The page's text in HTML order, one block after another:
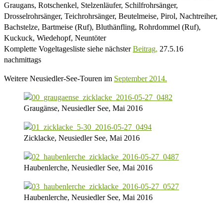
Graugans, Rotschenkel, Stelzenläufer, Schilfrohrsänger,
Drosselrohrsänger, Teichrohrsänger, Beutelmeise, Pirol, Nachtreiher,
Bachstelze, Bartmeise (Ruf), Bluthänfling, Rohrdommel (Ruf),
Kuckuck, Wiedehopf, Neuntöter
Komplette Vogeltagesliste siehe nächsterBeitrag, 27.5.16
nachmittags
Weitere Neusiedler-See-Touren im September 2014.
Graugänse, Neusiedler See, Mai 2016
Zicklacke, Neusiedler See, Mai 2016
Haubenlerche, Neusiedler See, Mai 2016
Haubenlerche, Neusiedler See, Mai 2016